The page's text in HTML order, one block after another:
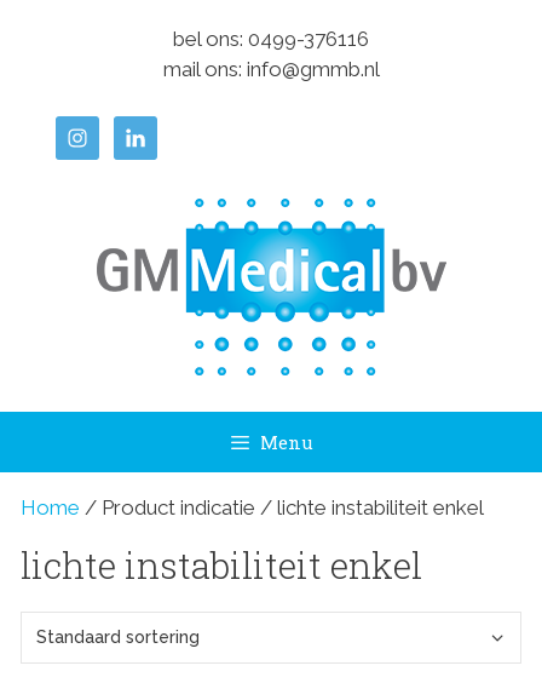
bel ons: 0499-376116
mail ons: info@gmmb.nl
Menu
Home / Product indicatie / lichte instabiliteit enkel
lichte instabiliteit enkel